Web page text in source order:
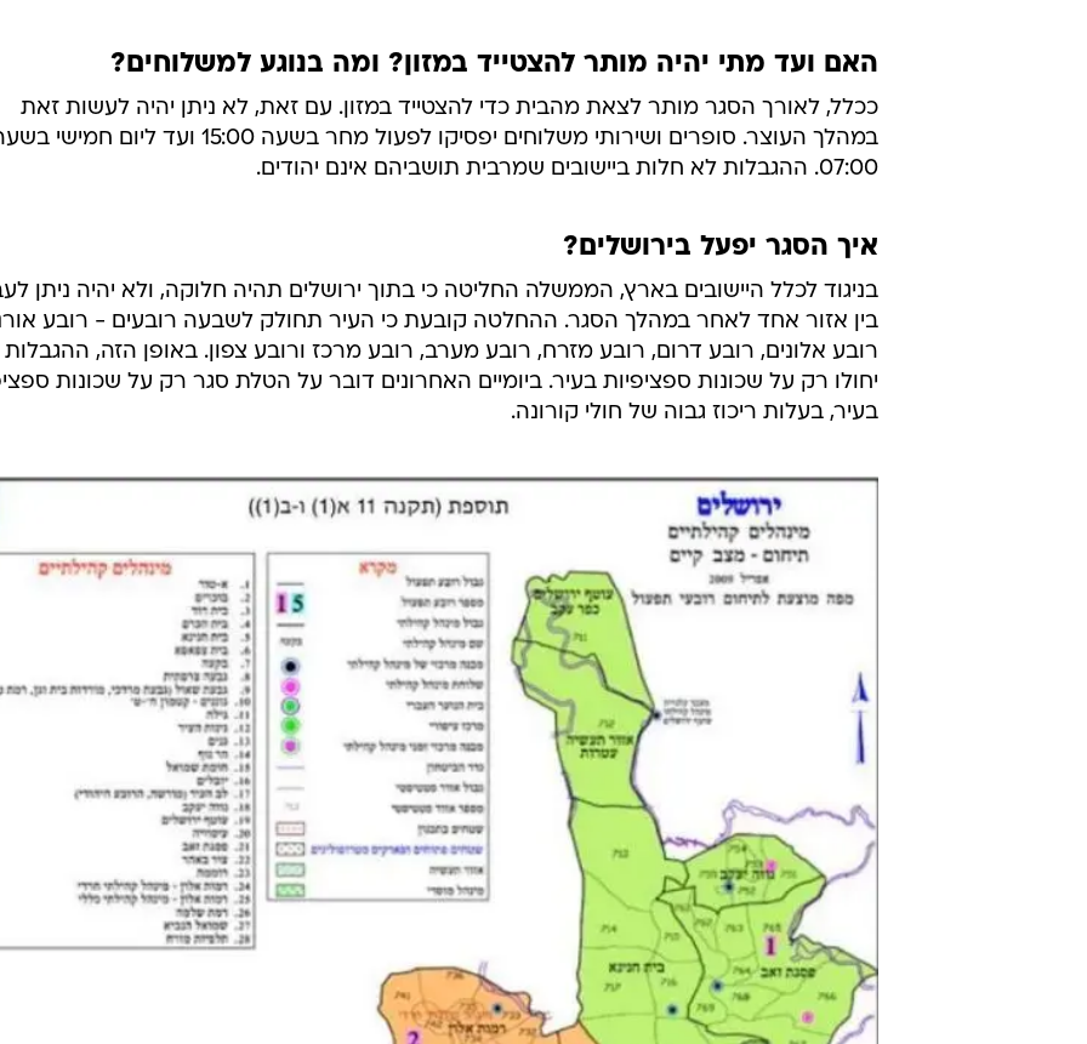
האם ועד מתי יהיה מותר להצטייד במזון? ומה בנוגע למשלוחים?
ככלל, לאורך הסגר מותר לצאת מהבית כדי להצטייד במזון. עם זאת, לא ניתן יהיה לעשות זאת
במהלך העוצר. סופרים ושירותי משלוחים יפסיקו לפעול מחר בשעה 15:00 ועד ליום
07:00. ההגבלות לא חלות ביישובים שמרבית תושביהם אינם יהודים.
איך הסגר יפעל בירושלים?
בניגוד לכלל היישובים בארץ, הממשלה החליטה כי בתוך ירושלים תהיה חלוקה, ולא יהיה ניתן
בין אזור אחד לאחר במהלך הסגר. ההחלטה קובעת כי העיר תחולק לשבעה רובעים - רובע
רובע אלונים, רובע דרום, רובע מזרח, רובע מערב, רובע מרכז ורובע צפון. באופן הזה,
יחולו רק על שכונות ספציפיות בעיר. ביומיים האחרונים דובר על הטלת סגר רק על שכונות
בעיר, בעלות ריכוז גבוה של חולי קורונה.